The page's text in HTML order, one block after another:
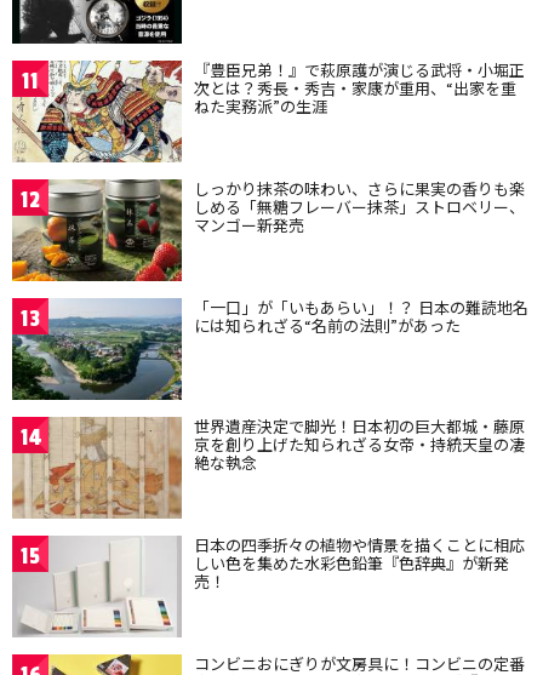
11 『豊臣兄弟！』で萩原護が演じる武将・小堀正
次とは？秀長・秀吉・家康が重用、“出家を重
ねた実務派”の生涯
12 しっかり抹茶の味わい、さらに果実の香りも楽
しめる「無糖フレーバー抹茶」ストロベリー、
マンゴー新発売
13 「一口」が「いもあらい」！？ 日本の難読地名
には知られざる“名前の法則”があった
14 世界遺産決定で脚光！日本初の巨大都城・藤原
京を創り上げた知られざる女帝・持統天皇の凄
絶な執念
15 日本の四季折々の植物や情景を描くことに相応
しい色を集めた水彩色鉛筆『色辞典』が新発
売！
コンビニおにぎりが文房具に！コンビニの定番